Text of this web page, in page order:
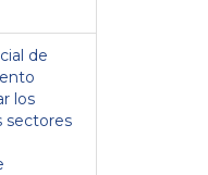
de
los
sectores